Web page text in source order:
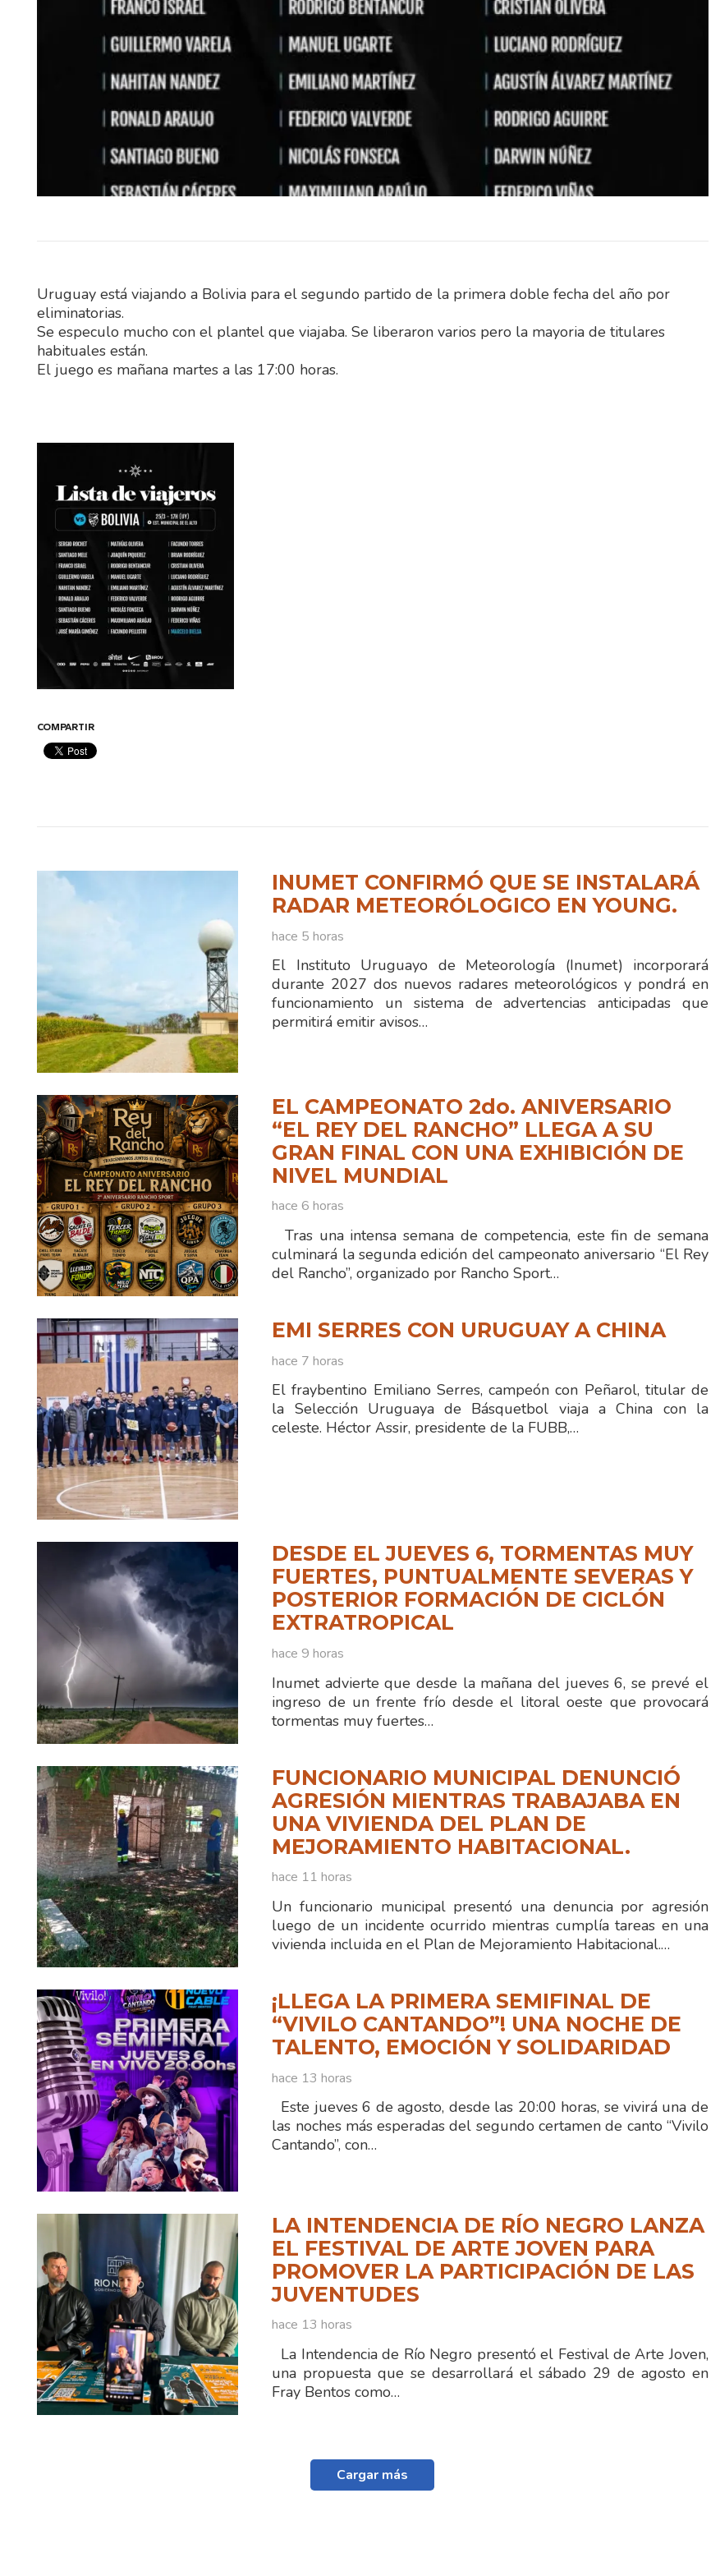
Uruguay está viajando a Bolivia para el segundo partido de la primera doble fecha del año por
eliminatorias.
Se especulo mucho con el plantel que viajaba. Se liberaron varios pero la mayoria de titulares
habituales están.
El juego es mañana martes a las 17:00 horas.
COMPARTIR
INUMET CONFIRMÓ QUE SE INSTALARÁ
RADAR METEORÓLOGICO EN YOUNG.
hace 5 horas
El Instituto Uruguayo de Meteorología (Inumet) incorporará
durante 2027 dos nuevos radares meteorológicos y pondrá en
funcionamiento un sistema de advertencias anticipadas que
permitirá emitir avisos…
EL CAMPEONATO 2do. ANIVERSARIO
“EL REY DEL RANCHO” LLEGA A SU
GRAN FINAL CON UNA EXHIBICIÓN DE
NIVEL MUNDIAL
hace 6 horas
Tras una intensa semana de competencia, este fin de semana
culminará la segunda edición del campeonato aniversario “El Rey
del Rancho”, organizado por Rancho Sport…
EMI SERRES CON URUGUAY A CHINA
hace 7 horas
El fraybentino Emiliano Serres, campeón con Peñarol, titular de
la Selección Uruguaya de Básquetbol viaja a China con la
celeste. Héctor Assir, presidente de la FUBB,…
DESDE EL JUEVES 6, TORMENTAS MUY
FUERTES, PUNTUALMENTE SEVERAS Y
POSTERIOR FORMACIÓN DE CICLÓN
EXTRATROPICAL
hace 9 horas
Inumet advierte que desde la mañana del jueves 6, se prevé el
ingreso de un frente frío desde el litoral oeste que provocará
tormentas muy fuertes…
FUNCIONARIO MUNICIPAL DENUNCIÓ
AGRESIÓN MIENTRAS TRABAJABA EN
UNA VIVIENDA DEL PLAN DE
MEJORAMIENTO HABITACIONAL.
hace 11 horas
Un funcionario municipal presentó una denuncia por agresión
luego de un incidente ocurrido mientras cumplía tareas en una
vivienda incluida en el Plan de Mejoramiento Habitacional.…
¡LLEGA LA PRIMERA SEMIFINAL DE
“VIVILO CANTANDO”! UNA NOCHE DE
TALENTO, EMOCIÓN Y SOLIDARIDAD
hace 13 horas
Este jueves 6 de agosto, desde las 20:00 horas, se vivirá una de
las noches más esperadas del segundo certamen de canto “Vivilo
Cantando”, con…
LA INTENDENCIA DE RÍO NEGRO LANZA
EL FESTIVAL DE ARTE JOVEN PARA
PROMOVER LA PARTICIPACIÓN DE LAS
JUVENTUDES
hace 13 horas
La Intendencia de Río Negro presentó el Festival de Arte Joven,
una propuesta que se desarrollará el sábado 29 de agosto en
Fray Bentos como…
Cargar más
El Instituto Uruguayo de Meteorología
(Inumet) incorporará durante 2027 dos
nuevos radares meteorológicos y
pondrá en funcionamiento un sistema…
El Instituto Uruguayo de Meteorología
(Inumet) incorporará durante 2027 dos
nuevos radares meteorológicos y
pondrá en funcionamiento un sistema…